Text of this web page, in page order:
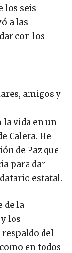
los seis
a las
con los
amigos y
vida en un
Calera. He
de Paz que
para dar
estatal.
de la
los
respaldo del
en todos